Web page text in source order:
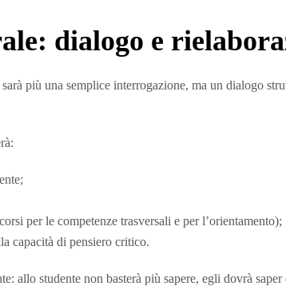
dialogo e
più una semplice interrogazione, ma un dialogo
per le competenze trasversali e per l’orientamento);
capacità di pensiero critico.
allo studente non basterà più sapere, egli dovrà